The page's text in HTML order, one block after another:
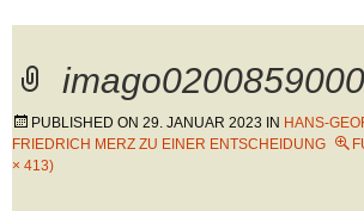
PUBLISHED ON 29. JANUAR 2023 IN HANS-
RIEDRICH MERZ ZU EINER ENTSCHEIDUNG
× 413)